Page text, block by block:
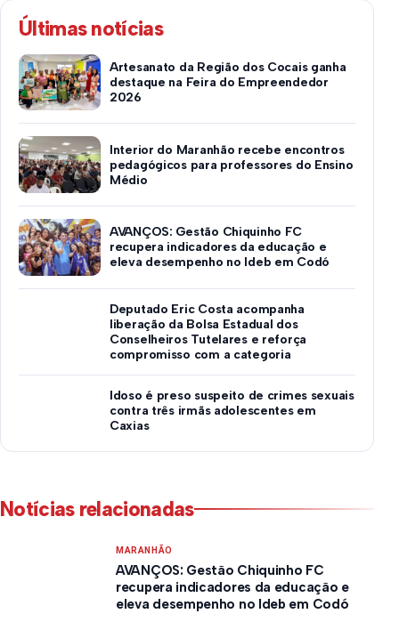
Últimas notícias
Artesanato da Região dos Cocais ganha
destaque na Feira do Empreendedor
2026
Interior do Maranhão recebe encontros
pedagógicos para professores do Ensino
Médio
AVANÇOS: Gestão Chiquinho FC
recupera indicadores da educação e
eleva desempenho no Ideb em Codó
Deputado Eric Costa acompanha
liberação da Bolsa Estadual dos
Conselheiros Tutelares e reforça
compromisso com a categoria
Idoso é preso suspeito de crimes sexuais
contra três irmãs adolescentes em
Caxias
Notícias relacionadas
MARANHÃO
AVANÇOS: Gestão Chiquinho FC
recupera indicadores da educação e
eleva desempenho no Ideb em Codó